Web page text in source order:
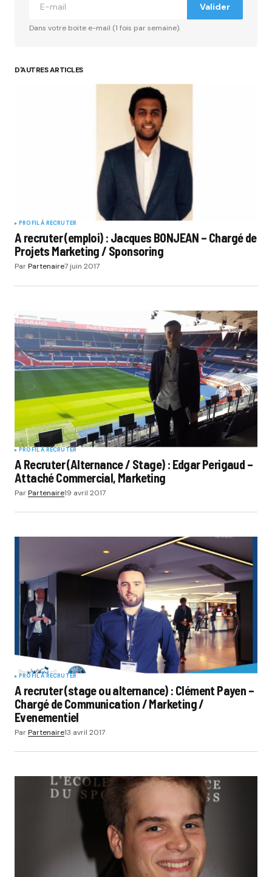
Valider
Dans votre boite e-mail (1 fois par semaine).
D'AUTRES ARTICLES
PROFIL À RECRUTER
A recruter (emploi) : Jacques BONJEAN – Chargé de
Projets Marketing / Sponsoring
ParPartenaire7 juin 2017
PROFIL À RECRUTER
A Recruter (Alternance / Stage) : Edgar Perigaud –
Attaché Commercial, Marketing
ParPartenaire19 avril 2017
PROFIL À RECRUTER
A recruter (stage ou alternance) : Clément Payen –
Chargé de Communication / Marketing /
Evenementiel
ParPartenaire13 avril 2017